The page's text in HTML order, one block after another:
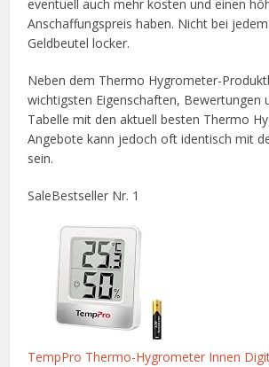
eventuell auch mehr kosten und einen
Anschaffungspreis haben. Nicht bei
Geldbeutel locker.
Neben dem Thermo Hygrometer-
wichtigsten Eigenschaften, Bewertungen
Tabelle mit den aktuell besten Thermo
Angebote kann jedoch oft identisch mit
sein.
SaleBestseller Nr. 1
TempPro Thermo-Hygrometer Innen